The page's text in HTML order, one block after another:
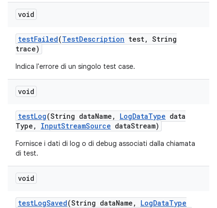
void
testFailed(TestDescription test, String
trace)
Indica l'errore di un singolo test case.
void
testLog(String dataName , LogDataType data
Type , InputStreamSource dataStream)
Fornisce i dati di log o di debug associati dalla chiamata
di test.
void
testLogSaved(String dataName , LogDataType